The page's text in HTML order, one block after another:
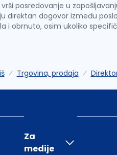
posredovanje u
direktan dogovor između
i obrnuto, osim ukoliko
Trgovina, prodaja
Za
medije